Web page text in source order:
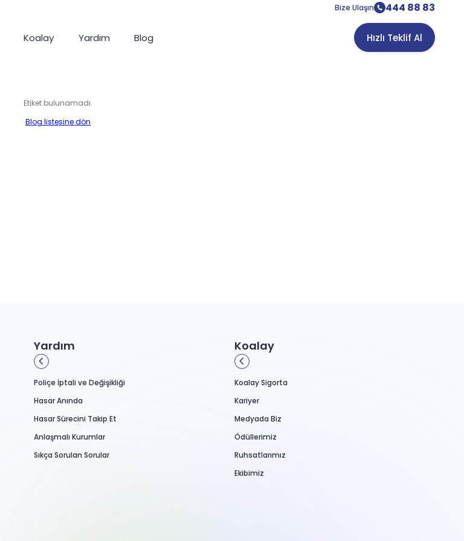
Bize Ulaşın 444 88 83
Koalay Yardım Blog Hızlı Teklif Al
Etiket bulunamadı.
Blog listesine dön
Yardım
Poliçe İptali ve Değişikliği
Hasar Anında
Hasar Sürecini Takip Et
Anlaşmalı Kurumlar
Sıkça Sorulan Sorular
Koalay
Koalay Sigorta
Kariyer
Medyada Biz
Ödüllerimiz
Ruhsatlarımız
Ekibimiz